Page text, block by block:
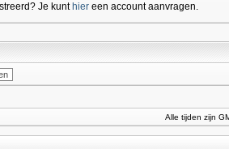
Je kunt hiereen account aanvragen.
Alle tijden zijn